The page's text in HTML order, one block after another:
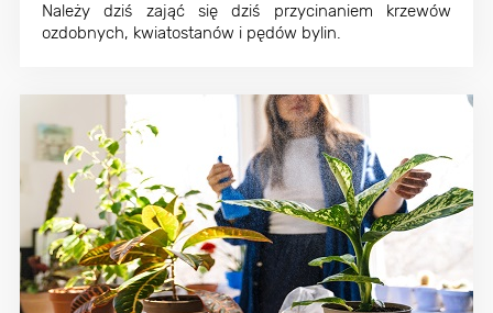
Należy dziś zająć się dziś przycinaniem krzewów
ozdobnych, kwiatostanów i pędów bylin.